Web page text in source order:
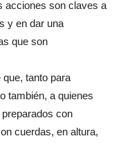
acciones son claves a
y en dar una
que son
tanto para
también, a quienes
con
cuerdas, en altura,